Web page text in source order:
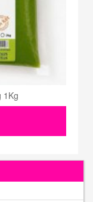
1Kg